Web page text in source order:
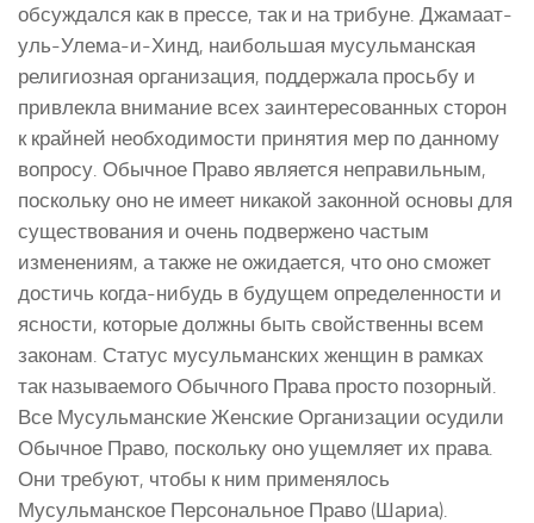
обсуждался как в прессе, так и на трибуне. Джамаат-
уль-Улема-и-Хинд, наибольшая мусульманская
религиозная организация, поддержала просьбу и
привлекла внимание всех заинтересованных сторон
к крайней необходимости принятия мер по данному
вопросу. Обычное Право является неправильным,
поскольку оно не имеет никакой законной основы для
существования и очень подвержено частым
изменениям, а также не ожидается, что оно сможет
достичь когда-нибудь в будущем определенности и
ясности, которые должны быть свойственны всем
законам. Статус мусульманских женщин в рамках
так называемого Обычного Права просто позорный.
Все Мусульманские Женские Организации осудили
Обычное Право, поскольку оно ущемляет их права.
Они требуют, чтобы к ним применялось
Мусульманское Персональное Право (Шариа).